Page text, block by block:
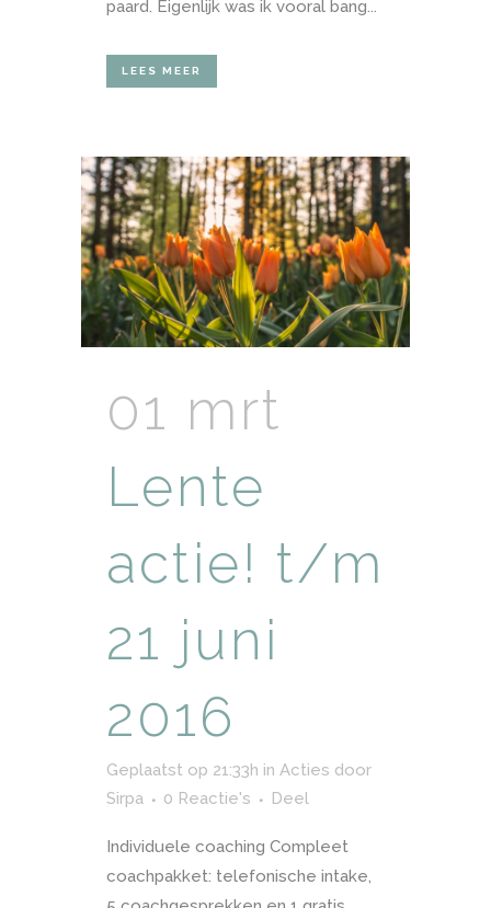
paard. Eigenlijk was ik vooral bang...
LEES MEER
01 mrt
Lente
actie! t/m
21 juni
2016
Geplaatst op 21:33h in Acties door
Sirpa
0 Reactie's Deel
Individuele coaching Compleet
coachpakket: telefonische intake,